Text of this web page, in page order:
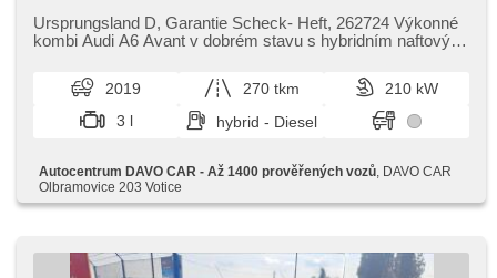
(PEBS), Parkassistent, Fahrkamera, parkovací senzory
přední, parkovací senzory zadní, Antriebsschlupfregelung
des Fahrers, Elektronisches Stabilitätsprogramm (ESP),
ukazatel rychlostního limitu (SLIF), Autoradio, Bluetooth,
USB, Zentralverriegelung mit Funkfernbedienung,
Zentralverriegelung, El. Deckel des Kofferraums, erfüllt
Lederpolsterung, Android Auto, Apple CarPlay, bezdrátová
nabíječka mobilních telefonů, hands free, Navigation, El.
Seitenscheiben, Scheibenwischersensor, Getönte Scheiben,
světlomety, LED denní svícení, Nebelscheinwerfer,
Vorderlichter LED, Lichtsensor, Heck LED Leuchte,
Ursprungsland D,​ Garantie Scheck​- Heft,​ 262724 Výkonné
kombi Audi A6 Avant v dobrém stavu s hybridním naftovým
2019 270 tkm
210 kW
3 l
hybrid - Diesel
Autocentrum DAVO CAR - Až 1400 prověřených vozů , DAVO CAR
Olbramovice 203 Votice